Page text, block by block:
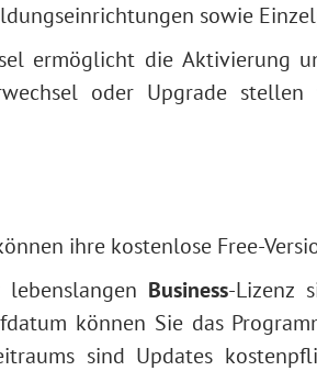
sowie
ermöglicht die Aktivierung
oder Upgrade
ihre kostenlose Free-
Business-Lizenz
können Sie das
sind Updates